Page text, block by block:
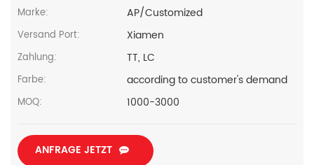
Marke: AP/Customized
Versand Port: Xiamen
Zahlung: TT, LC
Farbe: according to customer's demand
MOQ: 1000-3000
ANFRAGE JETZT